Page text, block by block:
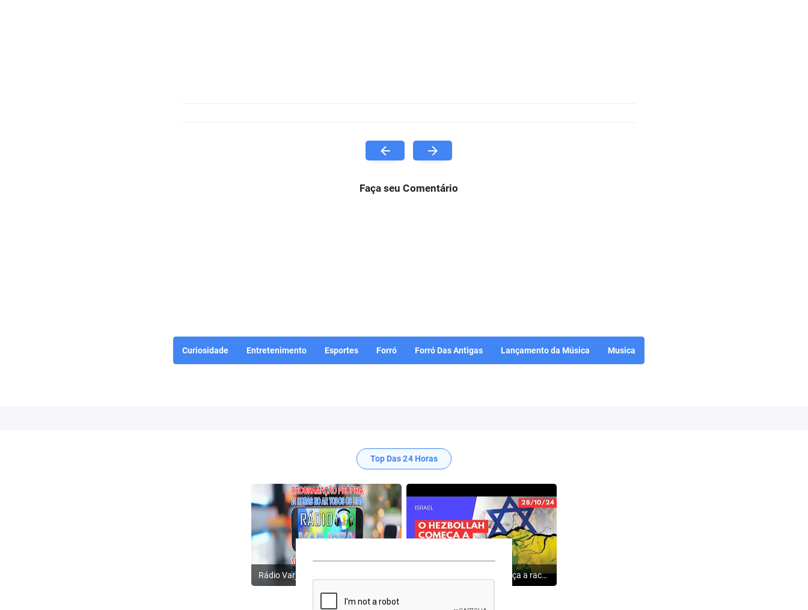
Faça seu Comentário
Curiosidade Entretenimento Esportes Forró Forró Das Antigas Lançamento da Música Musica
Top Das 24 Horas
ISRAEL: O Hezbollah começa a rachar - Terroristas fogem para a Síria